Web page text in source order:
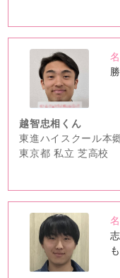
no
image
越智忠相くん
東進ハイスクール本
東京都 私立 芝高校
no
image